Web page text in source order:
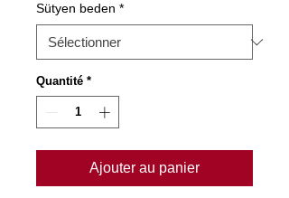
Sütyen beden *
Quantité *
Ajouter au panier